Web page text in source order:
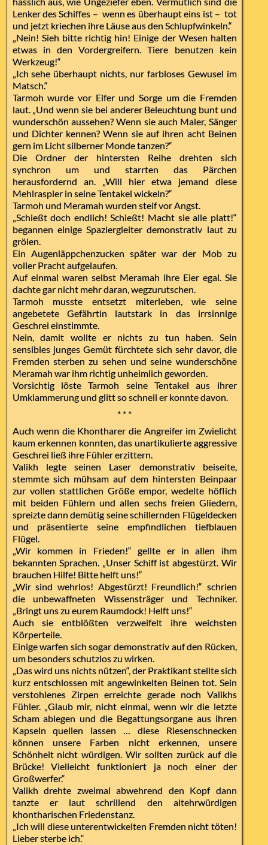
Lenker des Schiffes – wenn es überhaupt eins ist – tot
und jetzt kriechen ihre Läuse aus den Schlupfwinkeln.“
„Nein! Sieh bitte richtig hin! Einige der Wesen halten
etwas in den Vordergreifern. Tiere benutzen kein
Werkzeug!“
„Ich sehe überhaupt nichts, nur farbloses Gewusel im
Matsch.“
Tarmoh wurde vor Eifer und Sorge um die Fremden
laut. „Und wenn sie bei anderer Beleuchtung bunt und
wunderschön aussehen? Wenn sie auch Maler, Sänger
und Dichter kennen? Wenn sie auf ihren acht Beinen
gern im Licht silberner Monde tanzen?“
Die Ordner der hintersten Reihe drehten sich
synchron um und starrten das Pärchen
herausfordernd an. „Will hier etwa jemand diese
Mehlraspler in seine Tentakel wickeln?“
Tarmoh und Meramah wurden steif vor Angst.
„Schießt doch endlich! Schießt! Macht sie alle platt!“
begannen einige Spaziergleiter demonstrativ laut zu
grölen.
Ein Augenläppchenzucken später war der Mob zu
voller Pracht aufgelaufen.
Auf einmal waren selbst Meramah ihre Eier egal. Sie
dachte gar nicht mehr daran, wegzurutschen.
Tarmoh musste entsetzt miterleben, wie seine
angebetete Gefährtin lautstark in das irrsinnige
Geschrei einstimmte.
Nein, damit wollte er nichts zu tun haben. Sein
sensibles junges Gemüt fürchtete sich sehr davor, die
Fremden sterben zu sehen und seine wunderschöne
Meramah war ihm richtig unheimlich geworden.
Vorsichtig löste Tarmoh seine Tentakel aus ihrer
Umklammerung und glitt so schnell er konnte davon.
* * *
Auch wenn die Khontharer die Angreifer im Zwielicht
kaum erkennen konnten, das unartikulierte aggressive
Geschrei ließ ihre Fühler erzittern.
Valikh legte seinen Laser demonstrativ beiseite,
stemmte sich mühsam auf dem hintersten Beinpaar
zur vollen stattlichen Größe empor, wedelte höflich
mit beiden Fühlern und allen sechs freien Gliedern,
spreizte dann demütig seine schillernden Flügeldecken
und präsentierte seine empfindlichen tiefblauen
Flügel.
„Wir kommen in Frieden!“ gellte er in allen ihm
bekannten Sprachen. „Unser Schiff ist abgestürzt. Wir
brauchen Hilfe! Bitte helft uns!“
„Wir sind wehrlos! Abgestürzt! Freundlich!“ schrien
die unbewaffneten Wissensträger und Techniker.
„Bringt uns zu eurem Raumdock! Helft uns!“
Auch sie entblößten verzweifelt ihre weichsten
Körperteile.
Einige warfen sich sogar demonstrativ auf den Rücken,
um besonders schutzlos zu wirken.
„Das wird uns nichts nützen“, der Praktikant stellte sich
kurz entschlossen mit angewinkelten Beinen tot. Sein
verstohlenes Zirpen erreichte gerade noch Valikhs
Fühler. „Glaub mir, nicht einmal, wenn wir die letzte
Scham ablegen und die Begattungsorgane aus ihren
Kapseln quellen lassen … diese Riesenschnecken
können unsere Farben nicht erkennen, unsere
Schönheit nicht würdigen. Wir sollten zurück auf die
Brücke! Vielleicht funktioniert ja noch einer der
Großwerfer.“
Valikh drehte zweimal abwehrend den Kopf dann
tanzte er laut schrillend den altehrwürdigen
khontharischen Friedenstanz.
„Ich will diese unterentwickelten Fremden nicht töten!
Lieber sterbe ich.“